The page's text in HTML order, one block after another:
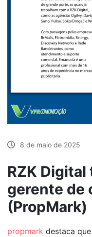
8 de maio de 2025
RZK Digital
gerente de
(PropMark)
propmark destaca